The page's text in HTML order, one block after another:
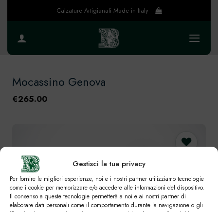
Gestisci la tua privacy
Per fornire le migliori esperienze, noi e i nostri partner utilizziamo tecnologie
come i cookie per memorizzare e/o accedere alle informazioni del dispositivo.
Il consenso a queste tecnologie permetterà a noi e ai nostri partner di
elaborare dati personali come il comportamento durante la navigazione o gli
Calzature Artigianali Made in Italy
Mocassino Genova
€265.00
3 utenti